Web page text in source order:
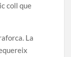
coll que
La